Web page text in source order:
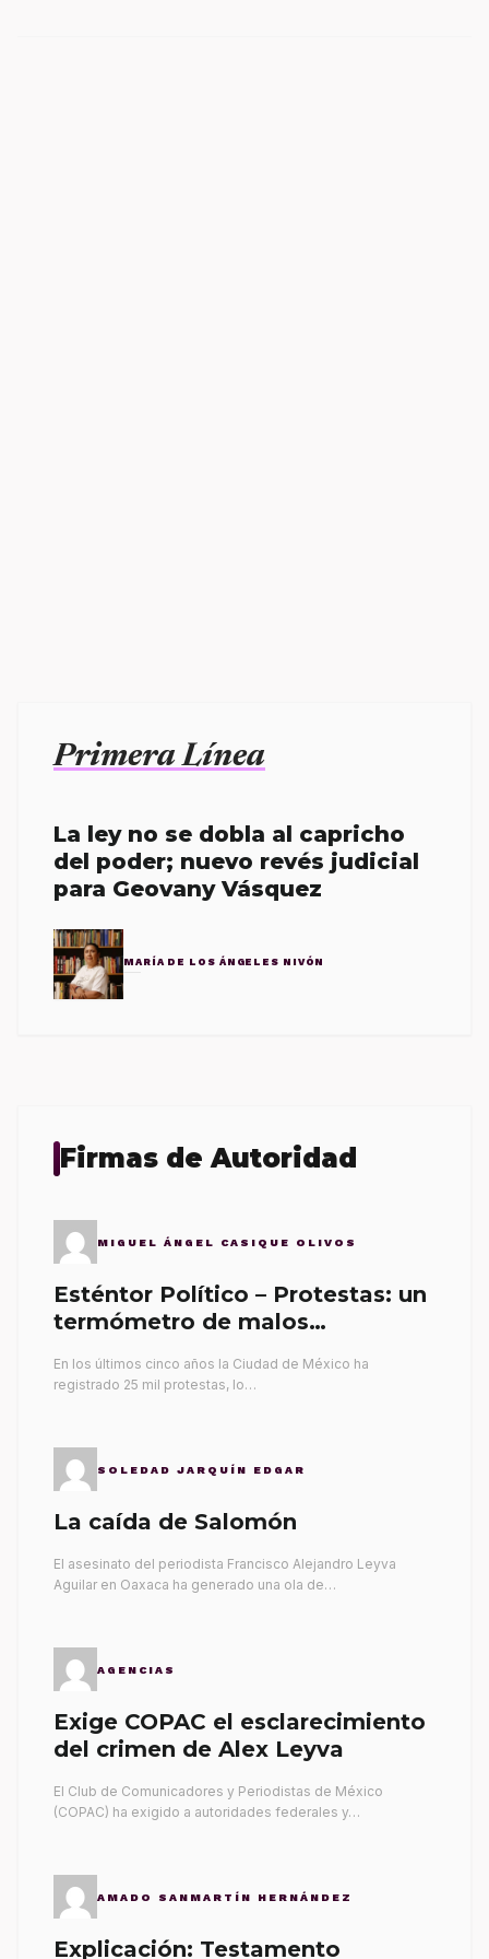
Primera Línea
La ley no se dobla al capricho
del poder; nuevo revés judicial
para Geovany Vásquez
MARÍA DE LOS ÁNGELES NIVÓN
Firmas de Autoridad
MIGUEL ÁNGEL CASIQUE OLIVOS
Esténtor Político – Protestas: un
termómetro de malos
En los últimos cinco años la Ciudad de México ha
registrado 25 mil protestas, lo…
SOLEDAD JARQUÍN EDGAR
La caída de Salomón
El asesinato del periodista Francisco Alejandro Leyva
Aguilar en Oaxaca ha generado una ola de…
AGENCIAS
Exige COPAC el esclarecimiento
del crimen de Alex Leyva
El Club de Comunicadores y Periodistas de México
(COPAC) ha exigido a autoridades federales y…
AMADO SANMARTÍN HERNÁNDEZ
Explicación: Testamento